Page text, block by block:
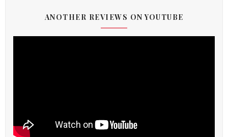
ANOTHER REVIEWS ON YOUTUBE